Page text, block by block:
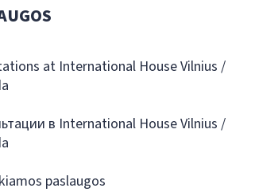
at International House Vilnius /
в International House Vilnius /
paslaugos